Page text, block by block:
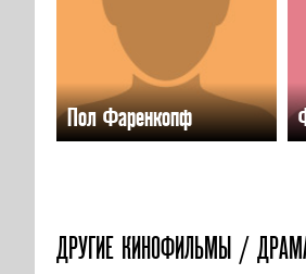
Пол Фаренкопф
ДРУГИЕ КИНОФИЛЬМЫ /